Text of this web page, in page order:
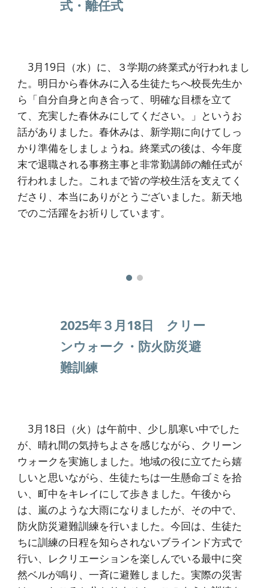
式・離任式
3月19日（水）に、３学期の終業式が行われまし
た。明日から春休みに入る生徒たちへ校長先生か
ら「自分自身と向き合って、明確な目標を立て
て、充実した春休みにしてください。」というお
話がありました。春休みは、新学期に向けてしっ
かり準備をしましょうね。終業式の後は、今年度
末で退職される事務主事と非常勤講師の離任式が
行われました。これまで皆の学校生活を支えてく
ださり、本当にありがとうございました。新天地
でのご活躍をお祈りしています。
2025年３月18日 クリー
ンウォーク・防火防災避
難訓練
3月18日（火）は午前中、少し肌寒い中でした
が、晴れ間の気持ちよさを感じながら、クリーン
ウォークを実施しました。地域の役に立てたら嬉
しいと思いながら、生徒たちは一生懸命ゴミを拾
い、町中をキレイにして歩きました。午後から
は、嵐のような大雨になりましたが、その中で、
防火防災避難訓練を行いました。今回は、生徒た
ちに訓練の日程を知らされないブラインド方式で
行い、レクリエーションを楽しんでいる最中に突
然ベルが鳴り、一斉に避難しました。実際の災害